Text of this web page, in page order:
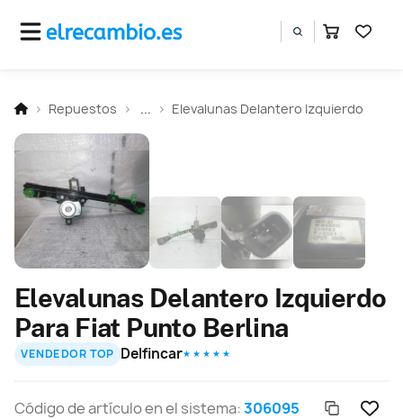
Repuestos Elevalunas Delantero Izquierdo
Elevalunas Delantero Izquierdo
Para Fiat Punto Berlina
VENDEDOR TOP Delfincar★ ★ ★ ★ ★
Código de artículo en el sistema:306095